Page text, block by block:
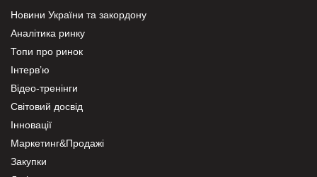
Новини України та закордону
Аналітика ринку
Топи про ринок
Інтерв’ю
Відео-тренінги
Світовий досвід
Інновації
Маркетинг&Продажі
Закупки